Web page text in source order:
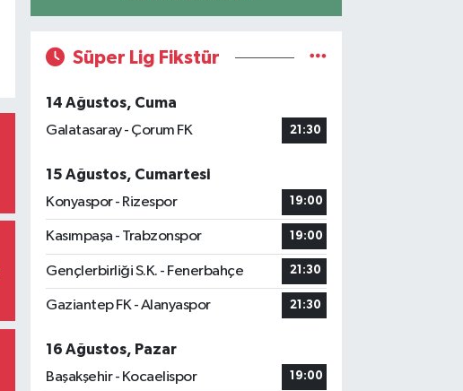
Süper Lig Fikstür
14 Ağustos, Cuma
Galatasaray - Çorum FK
21:30
15 Ağustos, Cumartesi
Konyaspor - Rizespor
19:00
Kasımpaşa - Trabzonspor 19:00
Gençlerbirliği S.K. - Fenerbahçe 21:30
Gaziantep FK - Alanyaspor 21:30
16 Ağustos, Pazar
Başakşehir - Kocaelispor
19:00